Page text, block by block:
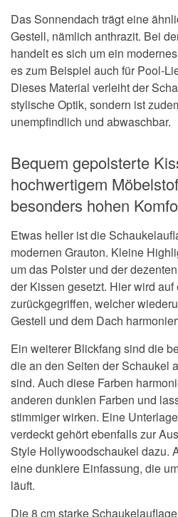
Das Sonnendach trägt eine
Gestell, nämlich anthrazit. Bei
handelt es sich um ein
es zum Beispiel auch für Pool-
Dieses Material verleiht der
stylische Optik, sondern ist
unempfindlich und abwaschbar.
Bequem gepolsterte
hochwertigem
besonders hohen
Etwas heller ist die
modernen Grauton. Kleine
um das Polster und der
der Kissen gesetzt. Hier wird
zurückgegriffen, welcher
Gestell und dem Dach
Ein weiterer Blickfang sind die
die an den Seiten der Schaukel
sind. Auch diese Farben
anderen dunklen Farben und
stimmiger wirken. Eine
verdeckt gehört ebenfalls zur
Style Hollywoodschaukel dazu.
eine dunklere Einfassung, die
läuft.
Die 8 cm starke